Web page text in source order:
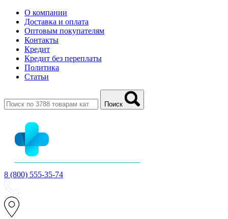
О компании
Доставка и оплата
Оптовым покупателям
Контакты
Кредит
Кредит без переплаты
Политика
Статьи
Поиск
8 (800) 555-35-74